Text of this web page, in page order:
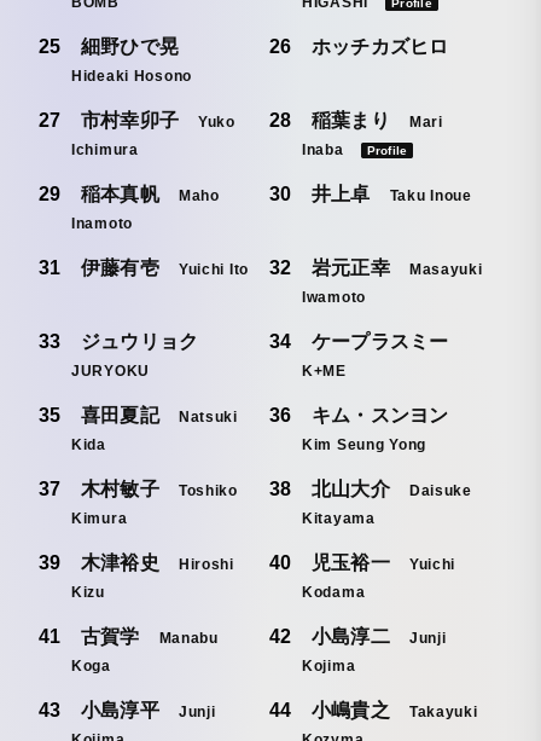
Profile
細野ひで晃
Hideaki Hosono
ホッチカズヒロ
市村幸卯子
Yuko
Ichimura
稲葉まり
Mari
Inaba
Profile
稲本真帆
Maho
Inamoto
井上卓 Taku Inoue
伊藤有壱 Yuichi Ito 岩元正幸
Masayuki
Iwamoto
ジュウリョク
JURYOKU
ケープラスミー
K+ME
喜田夏記
Natsuki
Kida
キム・スンヨン
Kim Seung Yong
木村敏子
Toshiko
Kimura
北山大介
Daisuke
Kitayama
木津裕史
Hiroshi
Kizu
児玉裕一
Yuichi
Kodama
古賀学
Manabu
Koga
小島淳二
Junji
Kojima
小島淳平
Junji
小嶋貴之
Takayuki